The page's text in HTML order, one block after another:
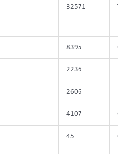
32571
8395
2236
2606
4107
45